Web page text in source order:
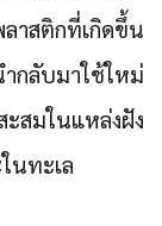
าสติกที่เกิดขึ้น
กลับมาใช้ใหม่
สมในแหล่งฝัง
นทะเล